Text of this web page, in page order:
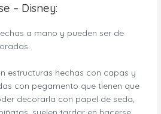
– Disney:
a mano y pueden ser de
estructuras hechas con capas y
con pegamento que tienen que
decorarla con papel de seda,
suelen tardar en hacerse